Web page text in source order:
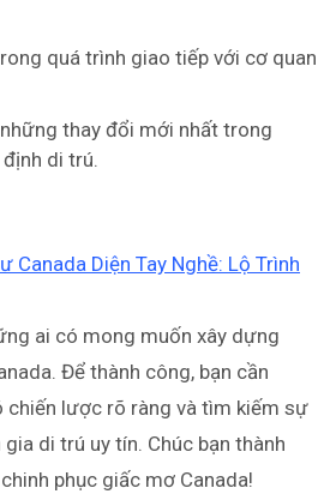
quá trình giao tiếp với cơ quan
thay đổi mới nhất trong
di trú.
Canada Diện Tay Nghề: Lộ Trình
ai có mong muốn xây dựng
Để thành công, bạn cần
chiến lược rõ ràng và tìm kiếm sự
di trú uy tín. Chúc bạn thành
phục giấc mơ Canada!